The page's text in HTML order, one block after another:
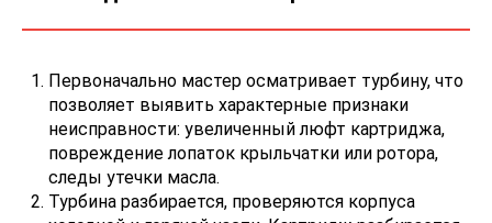
Первоначально мастер осматривает турбину, что
позволяет выявить характерные признаки
неисправности: увеличенный люфт картриджа,
повреждение лопаток крыльчатки или ротора,
следы утечки масла.
Турбина разбирается, проверяются корпуса